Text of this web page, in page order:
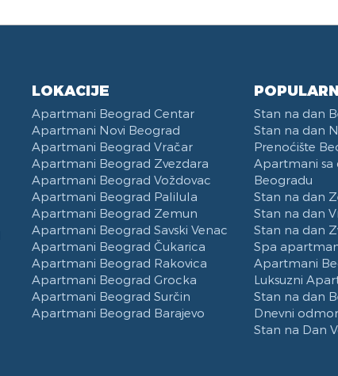
LOKACIJE
Apartmani Beograd Centar
Apartmani Novi Beograd
Apartmani Beograd Vračar
Apartmani Beograd Zvezdara
Apartmani Beograd Voždovac
Apartmani Beograd Palilula
Apartmani Beograd Zemun
Apartmani Beograd Savski Venac
Apartmani Beograd Čukarica
Apartmani Beograd Rakovica
Apartmani Beograd Grocka
Apartmani Beograd Surčin
Apartmani Beograd Barajevo
Stan na dan
Stan na dan
Prenoćište
Apartmani sa
Beogradu
Stan na dan
Stan na dan
Stan na dan
Spa
Apartmani
Luksuzni
Stan na dan
Dnevni
Stan na Dan